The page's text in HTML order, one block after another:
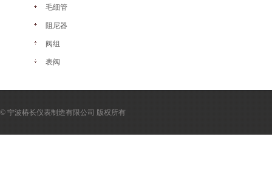
毛细管
阻尼器
阀组
表阀
© 宁波椿长仪表制造有限公司 版权所有